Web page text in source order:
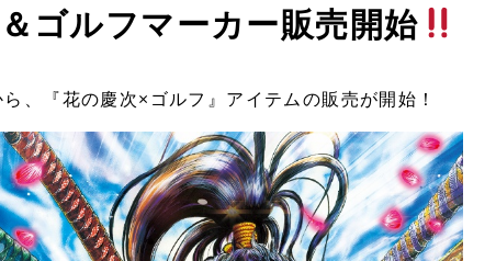
ゴルフマーカー販売開始
『花の慶次×ゴルフ』アイテムの販売が開始！